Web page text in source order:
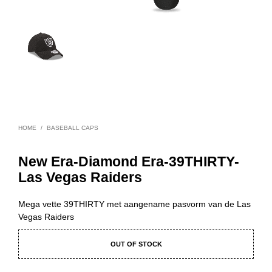
HOME / BASEBALL CAPS
New Era-Diamond Era-39THIRTY-
Las Vegas Raiders
Mega vette 39THIRTY met aangename pasvorm van de Las
Vegas Raiders
OUT OF STOCK